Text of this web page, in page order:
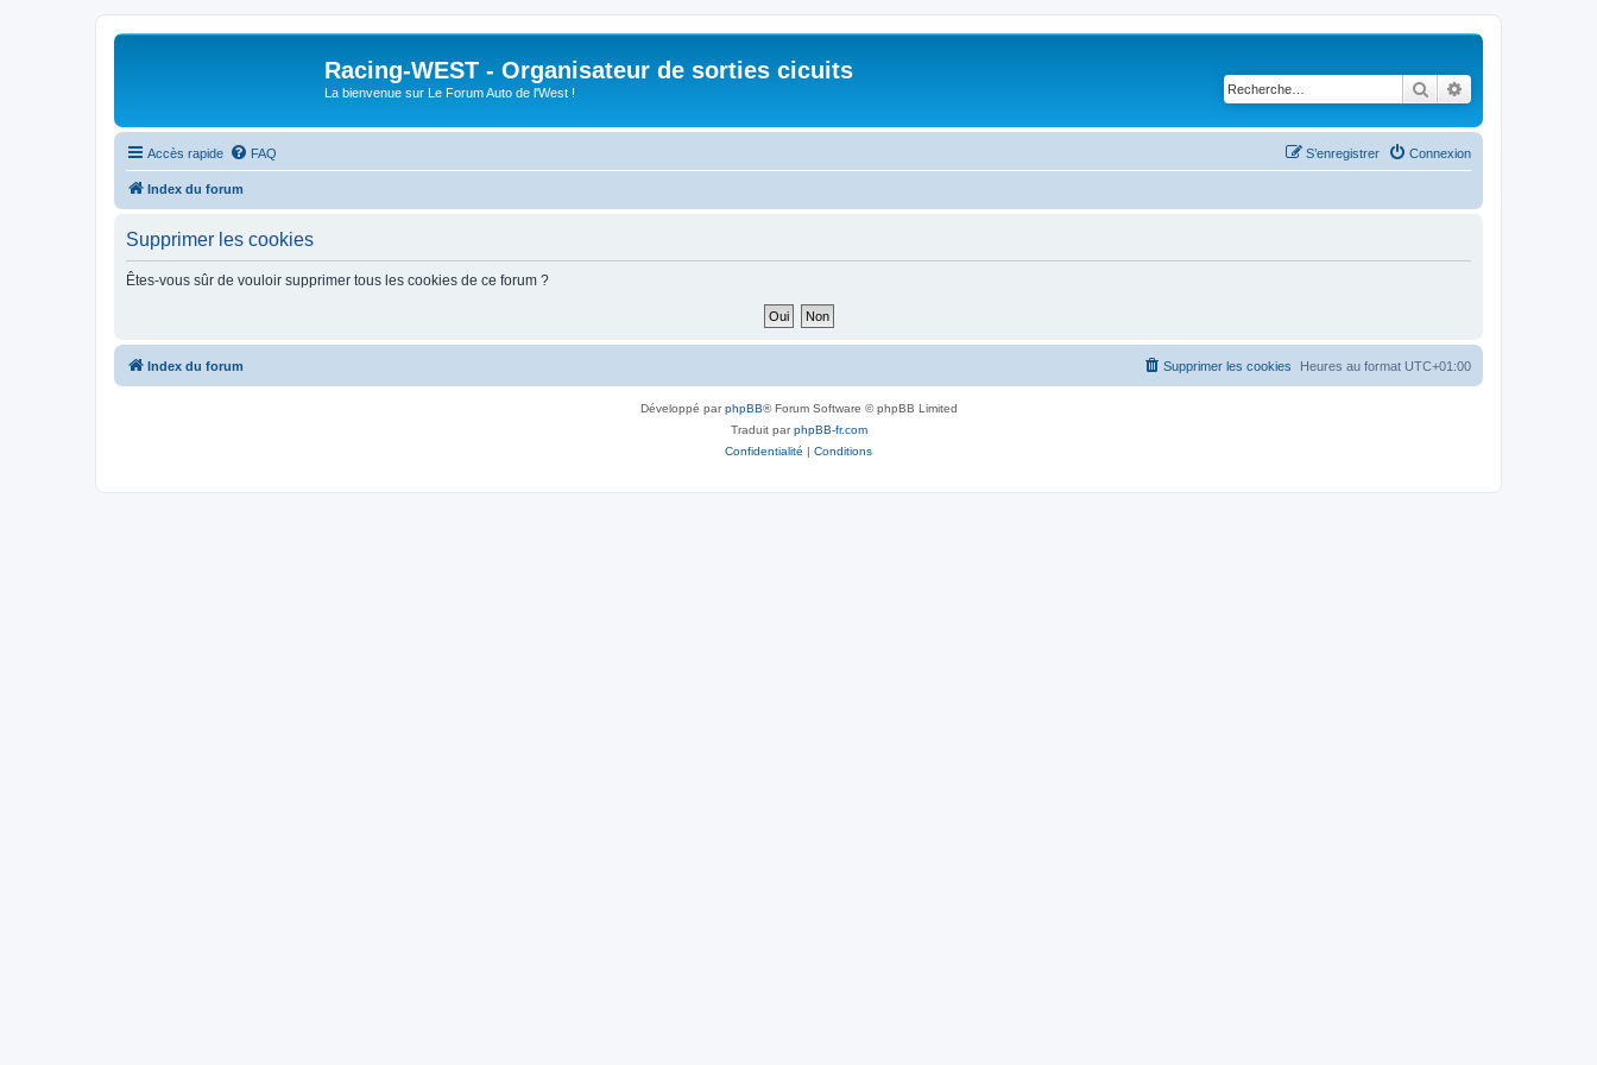
Racing-WEST - Organisateur de sorties cicuits
La bienvenue sur Le Forum Auto de l'West ! Rechercher
Accès rapide FAQ Connexion
S’enregistrer
Index du forum
Supprimer les cookies
Êtes-vous sûr de vouloir supprimer tous les cookies de ce forum ?
Index du forum Heures au format UTC+01:00
Supprimer les cookies
Développé parphpBB® Forum Software © phpBB Limited
Traduit parphpBB-fr.com
Confidentialité | Conditions